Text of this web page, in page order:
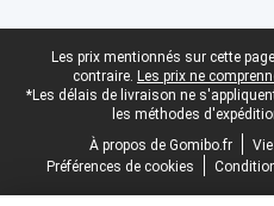
Pied-de-page légal
Les prix mentionnés sur cette
contraire. Les prix ne
*Les délais de livraison ne
les méthodes
À propos de Gomibo.fr
Préférences de cookies